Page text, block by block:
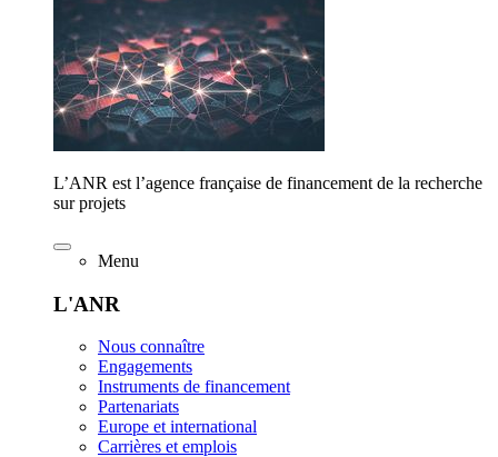
L’ANR est l’agence française de financement de la recherche
sur projets
Menu
L'ANR
Nous connaître
Engagements
Instruments de financement
Partenariats
Europe et international
Carrières et emplois